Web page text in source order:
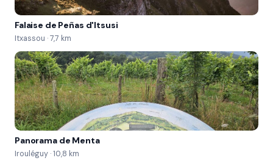
Falaise de Peñas d'Itsusi
Itxassou · 7,7 km
Panorama de Menta
Irouléguy · 10,8 km